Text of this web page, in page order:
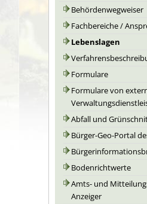
Behördenwegweiser
Fachbereiche /
Lebenslagen
Formulare
Formulare von
Abfall und
Bürger-Geo-Portal
Bodenrichtwerte
Amts- und
Anzeiger